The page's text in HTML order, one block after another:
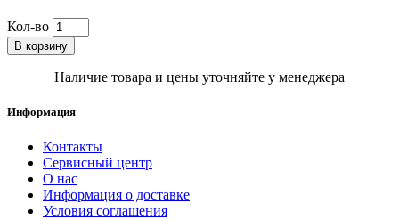
Кол-во
В корзину
Наличие товара и цены уточняйте у менеджера
Информация
Контакты
Сервисный центр
О нас
Информация о доставке
Условия соглашения